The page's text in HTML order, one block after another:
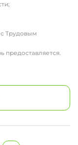
с Трудовым
предоставляется.